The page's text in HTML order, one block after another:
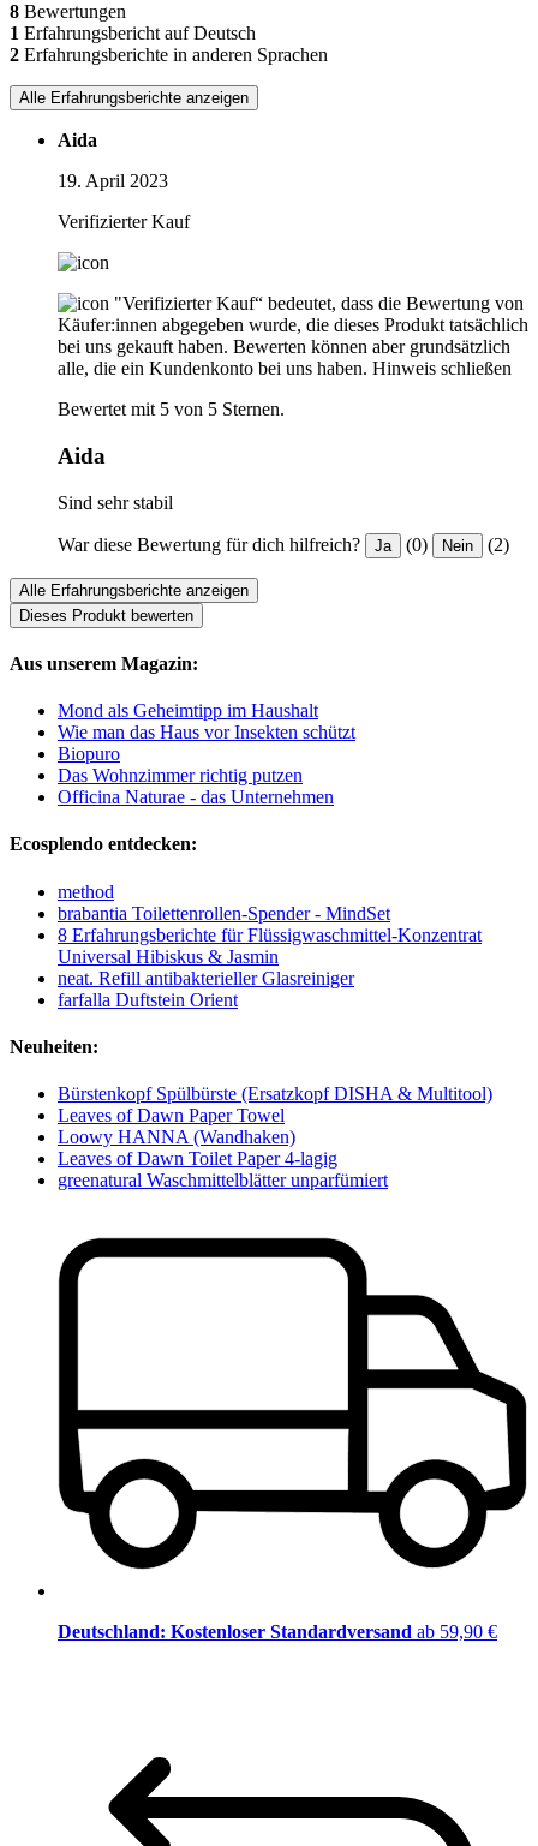
8 Bewertungen
1 Erfahrungsbericht auf Deutsch
2 Erfahrungsberichte in anderen Sprachen
Alle Erfahrungsberichte anzeigen
Aida
19. April 2023
Verifizierter Kauf
"Verifizierter Kauf“ bedeutet, dass die Bewertung von
Käufer:innen abgegeben wurde, die dieses Produkt tatsächlich
bei uns gekauft haben. Bewerten können aber grundsätzlich
alle, die ein Kundenkonto bei uns haben. Hinweis schließen
Bewertet mit 5 von 5 Sternen.
Aida
Sind sehr stabil
War diese Bewertung für dich hilfreich? Ja (0) Nein (2)
Alle Erfahrungsberichte anzeigen
Dieses Produkt bewerten
Aus unserem Magazin:
Mond als Geheimtipp im Haushalt
Wie man das Haus vor Insekten schützt
Biopuro
Das Wohnzimmer richtig putzen
Officina Naturae - das Unternehmen
Ecosplendo entdecken:
method
brabantia Toilettenrollen-Spender - MindSet
8 Erfahrungsberichte für Flüssigwaschmittel-Konzentrat
Universal Hibiskus & Jasmin
neat. Refill antibakterieller Glasreiniger
farfalla Duftstein Orient
Neuheiten:
Bürstenkopf Spülbürste (Ersatzkopf DISHA & Multitool)
Leaves of Dawn Paper Towel
Loowy HANNA (Wandhaken)
Leaves of Dawn Toilet Paper 4-lagig
greenatural Waschmittelblätter unparfümiert
Deutschland: Kostenloser Standardversand ab 59,90 €